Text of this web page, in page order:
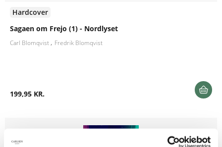
Hardcover
Sagaen om Frejo (1) - Nordlyset
Carl Blomqvist Fredrik Blomqvist
199,95 KR.